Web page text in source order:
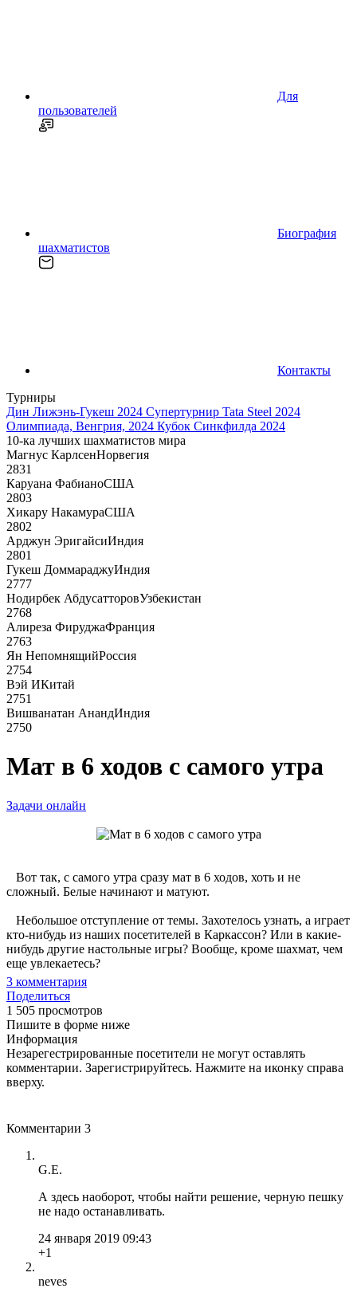
Для
пользователей
Биография
шахматистов
Контакты
Турниры
Дин Лижэнь-Гукеш 2024 Супертурнир Tata Steel 2024
Олимпиада, Венгрия, 2024 Кубок Синкфилда 2024
10-ка лучших шахматистов мира
Магнус КарлсенНорвегия
2831
Каруана ФабианоСША
2803
Хикару НакамураСША
2802
Арджун ЭригайсиИндия
2801
Гукеш ДоммараджуИндия
2777
Нодирбек АбдусатторовУзбекистан
2768
Алиреза ФируджаФранция
2763
Ян НепомнящийРоссия
2754
Вэй ИКитай
2751
Вишванатан АнандИндия
2750
Мат в 6 ходов с самого утра
Задачи онлайн
Вот так, с самого утра сразу мат в 6 ходов, хоть и не
сложный. Белые начинают и матуют.
Небольшое отступление от темы. Захотелось узнать, а играет
кто-нибудь из наших посетителей в Каркассон? Или в какие-
нибудь другие настольные игры? Вообще, кроме шахмат, чем
еще увлекаетесь?
3 комментария
Поделиться
1 505 просмотров
Пишите в форме ниже
Информация
Незарегестрированные посетители не могут оставлять
комментарии. Зарегистрируйтесь. Нажмите на иконку справа
вверху.
Комментарии 3
G.E.
А здесь наоборот, чтобы найти решение, черную пешку
не надо останавливать.
24 января 2019 09:43
+1
neves